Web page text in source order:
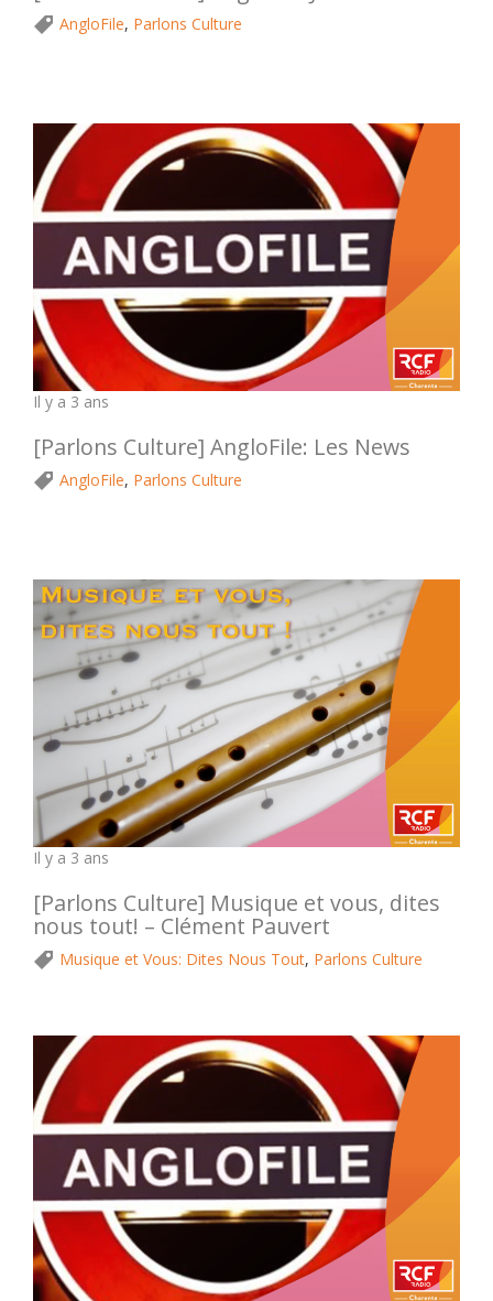
AngloFile, Parlons Culture
Il y a 3 ans
[Parlons Culture] AngloFile: Les News
AngloFile, Parlons Culture
Il y a 3 ans
[Parlons Culture] Musique et vous, dites
nous tout! – Clément Pauvert
Musique et Vous: Dites Nous Tout, Parlons Culture